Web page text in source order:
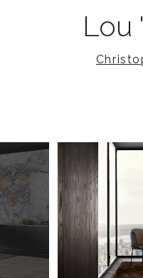
Lou
7